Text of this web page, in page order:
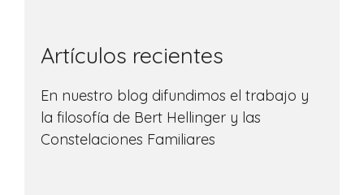
Artículos recientes
En nuestro blog difundimos el trabajo y
la filosofía de Bert Hellinger y las
Constelaciones Familiares